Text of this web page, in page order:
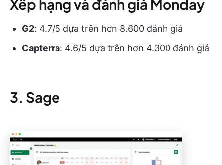
Xếp hạng và đánh giá Monday
G2: 4.7/5 dựa trên hơn 8.600 đánh giá
Capterra: 4.6/5 dựa trên hơn 4.300 đánh giá
3. Sage